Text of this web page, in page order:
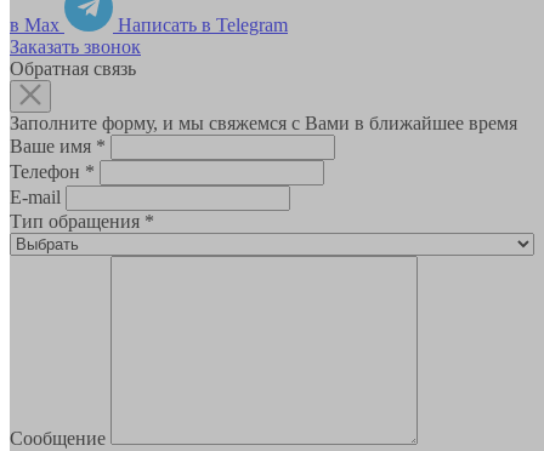
в Max
Написать в Telegram
Заказать звонок
Обратная связь
Заполните форму, и мы свяжемся с Вами в ближайшее время
Ваше имя *
Телефон *
E-mail
Тип обращения *
Сообщение